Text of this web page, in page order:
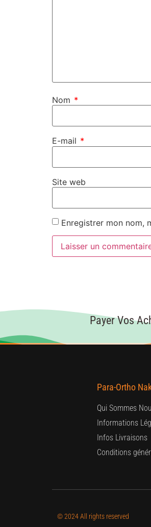
Nom *
E-mail *
Site web
Enregistrer mon nom,
Payer Vos
Para-Ortho
Qui Sommes
Informations
Infos Livraisons
Conditions
© 2024 All rights reserved